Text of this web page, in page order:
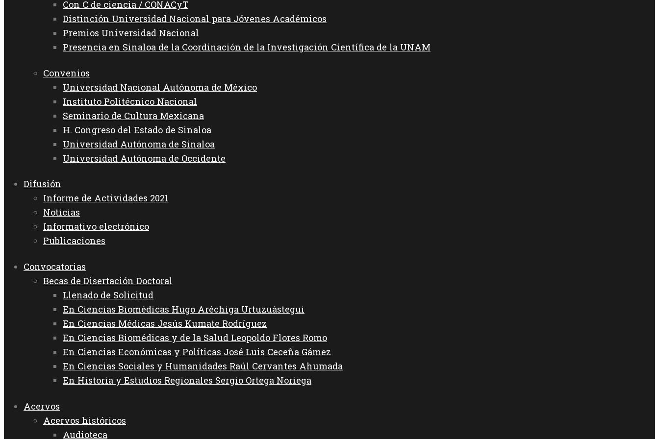
Con C de ciencia / CONACyT
Distinción Universidad Nacional para Jóvenes Académicos
Premios Universidad Nacional
Presencia en Sinaloa de la Coordinación de la Investigación Científica de la UNAM
Convenios
Universidad Nacional Autónoma de México
Instituto Politécnico Nacional
Seminario de Cultura Mexicana
H. Congreso del Estado de Sinaloa
Universidad Autónoma de Sinaloa
Universidad Autónoma de Occidente
Difusión
Informe de Actividades 2021
Noticias
Informativo electrónico
Publicaciones
Convocatorias
Becas de Disertación Doctoral
Llenado de Solicitud
En Ciencias Biomédicas Hugo Aréchiga Urtuzuástegui
En Ciencias Médicas Jesús Kumate Rodríguez
En Ciencias Biomédicas y de la Salud Leopoldo Flores Romo
En Ciencias Económicas y Políticas José Luis Ceceña Gámez
En Ciencias Sociales y Humanidades Raúl Cervantes Ahumada
En Historia y Estudios Regionales Sergio Ortega Noriega
Acervos
Acervos históricos
Audioteca